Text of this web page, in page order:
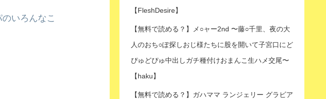
いろんなこ
【FleshDesire】
【無料で読める？】メ○ャー2nd 〜藤○千里、夜の大
人のおち○ぽ探しおじ様たちに股を開いて子宮口にど
ぴゅどぴゅ中出しガチ種付けおまんこ生ハメ交尾〜
【haku】
【無料で読める？】ガハママ ランジェリー グラビア